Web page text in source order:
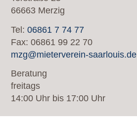
66663 Merzig
Tel:06861 7 74 77
Fax: 06861 99 22 70
mzg@mieterverein-saarlouis.de
Beratung
freitags
14:00 Uhr bis 17:00 Uhr